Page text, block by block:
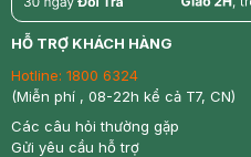
return nowfree
HỖ TRỢ KHÁCH HÀNG
Hotline: 1800 6324
(Miễn phí , 08-22h kể cả T7, CN)
Các câu hỏi thường gặp
Gửi yêu cầu hỗ trợ